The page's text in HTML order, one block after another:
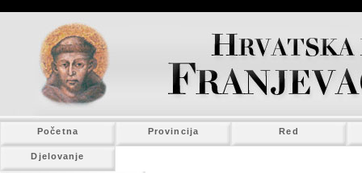
Početna Provincija Red
Djelovanje